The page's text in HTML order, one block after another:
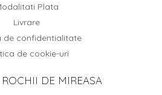
Plata
Livrare
de confidentialitate
de cookie-uri
DE MIREASA